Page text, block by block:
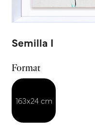
Semilla I
Format
163x24 cm